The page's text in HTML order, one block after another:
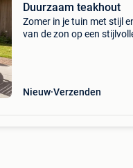
Duurzaam teakhout
Zomer in je tuin met stijl
van de zon op een
Nieuw Verzenden